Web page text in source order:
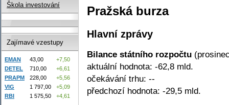
Pražská burza
Hlavní zprávy
Bilance státního rozpočtu
aktuální hodnota: -62,8 mld.
očekávání trhu: --
předchozí hodnota: -29,5 mld.
Škola investování
Zajímavé vzestupy
EMAN 43,00
+7,50
DETEL
710,00
+6,61
PRAPM
228,00
+5,56
VIG
1 797,00
+5,09
RBI
1 575,50 +4,61